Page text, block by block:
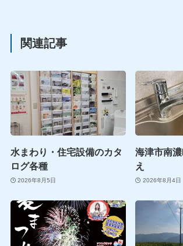
関連記事
水まわり・住宅設備のカタ
ログ各種
2026年8月5日
海津市南
え
2026年8月4日